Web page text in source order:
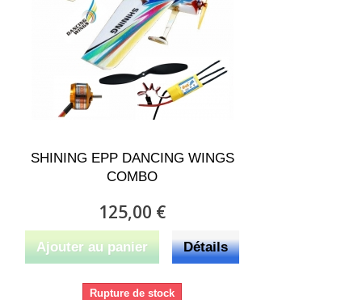
SHINING EPP DANCING WINGS
COMBO
125,00 €
Ajouter au panier Détails
Rupture de stock